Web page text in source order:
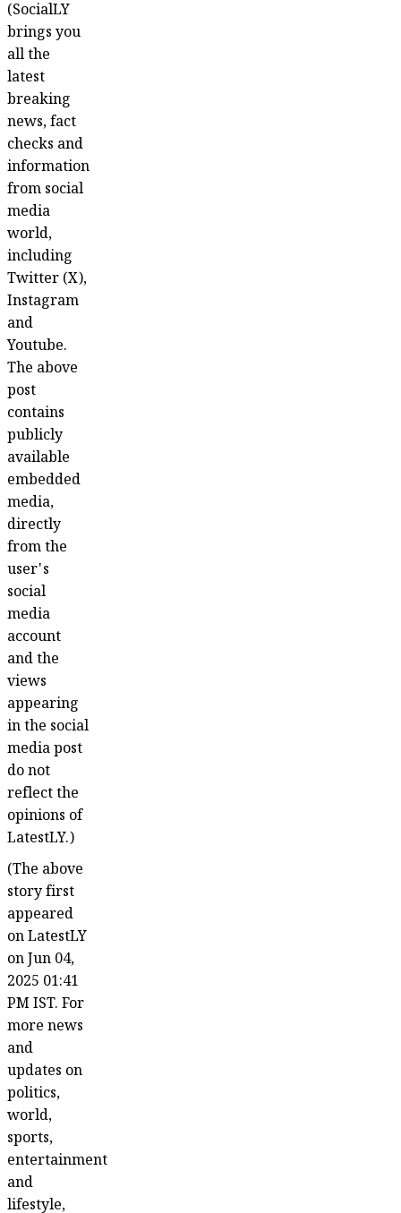
(SocialLY
brings you
all the
latest
breaking
news, fact
checks and
information
from social
media
world,
including
Twitter (X),
Instagram
and
Youtube.
The above
post
contains
publicly
available
embedded
media,
directly
from the
user's
social
media
account
and the
views
appearing
in the social
media post
do not
reflect the
opinions of
LatestLY.)
(The above
story first
appeared
on LatestLY
on Jun 04,
2025 01:41
PM IST. For
more news
and
updates on
politics,
world,
sports,
entertainment
and
lifestyle,